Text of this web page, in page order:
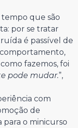
tempo que são
por se tratar
é passível de
comportamento,
fazemos, foi
pode mudar.”,
com
de
para o minicurso